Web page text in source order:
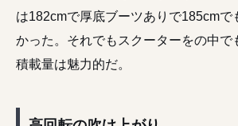
は182cmで厚底ブーツありで185cmで
かった。それでもスクーターをの中で
積載量は魅力的だ。